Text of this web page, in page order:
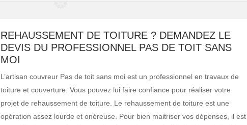
REHAUSSEMENT DE TOITURE ? DEMANDEZ LE
DEVIS DU PROFESSIONNEL PAS DE TOIT SANS
MOI
L’artisan couvreur Pas de toit sans moi est un professionnel en travaux de
toiture et couverture. Vous pouvez lui faire confiance pour réaliser votre
projet de rehaussement de toiture. Le rehaussement de toiture est une
opération assez lourde et onéreuse. Pour bien maitriser vos dépenses, il est